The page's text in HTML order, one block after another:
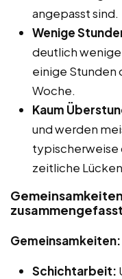
angepasst sind.
Wenige
deutlich
einige Stunden
Woche.
Kaum
und werden
typischerweise
zeitliche
zusammengefasst
Gemeinsamkeiten:
Schichtarbeit: